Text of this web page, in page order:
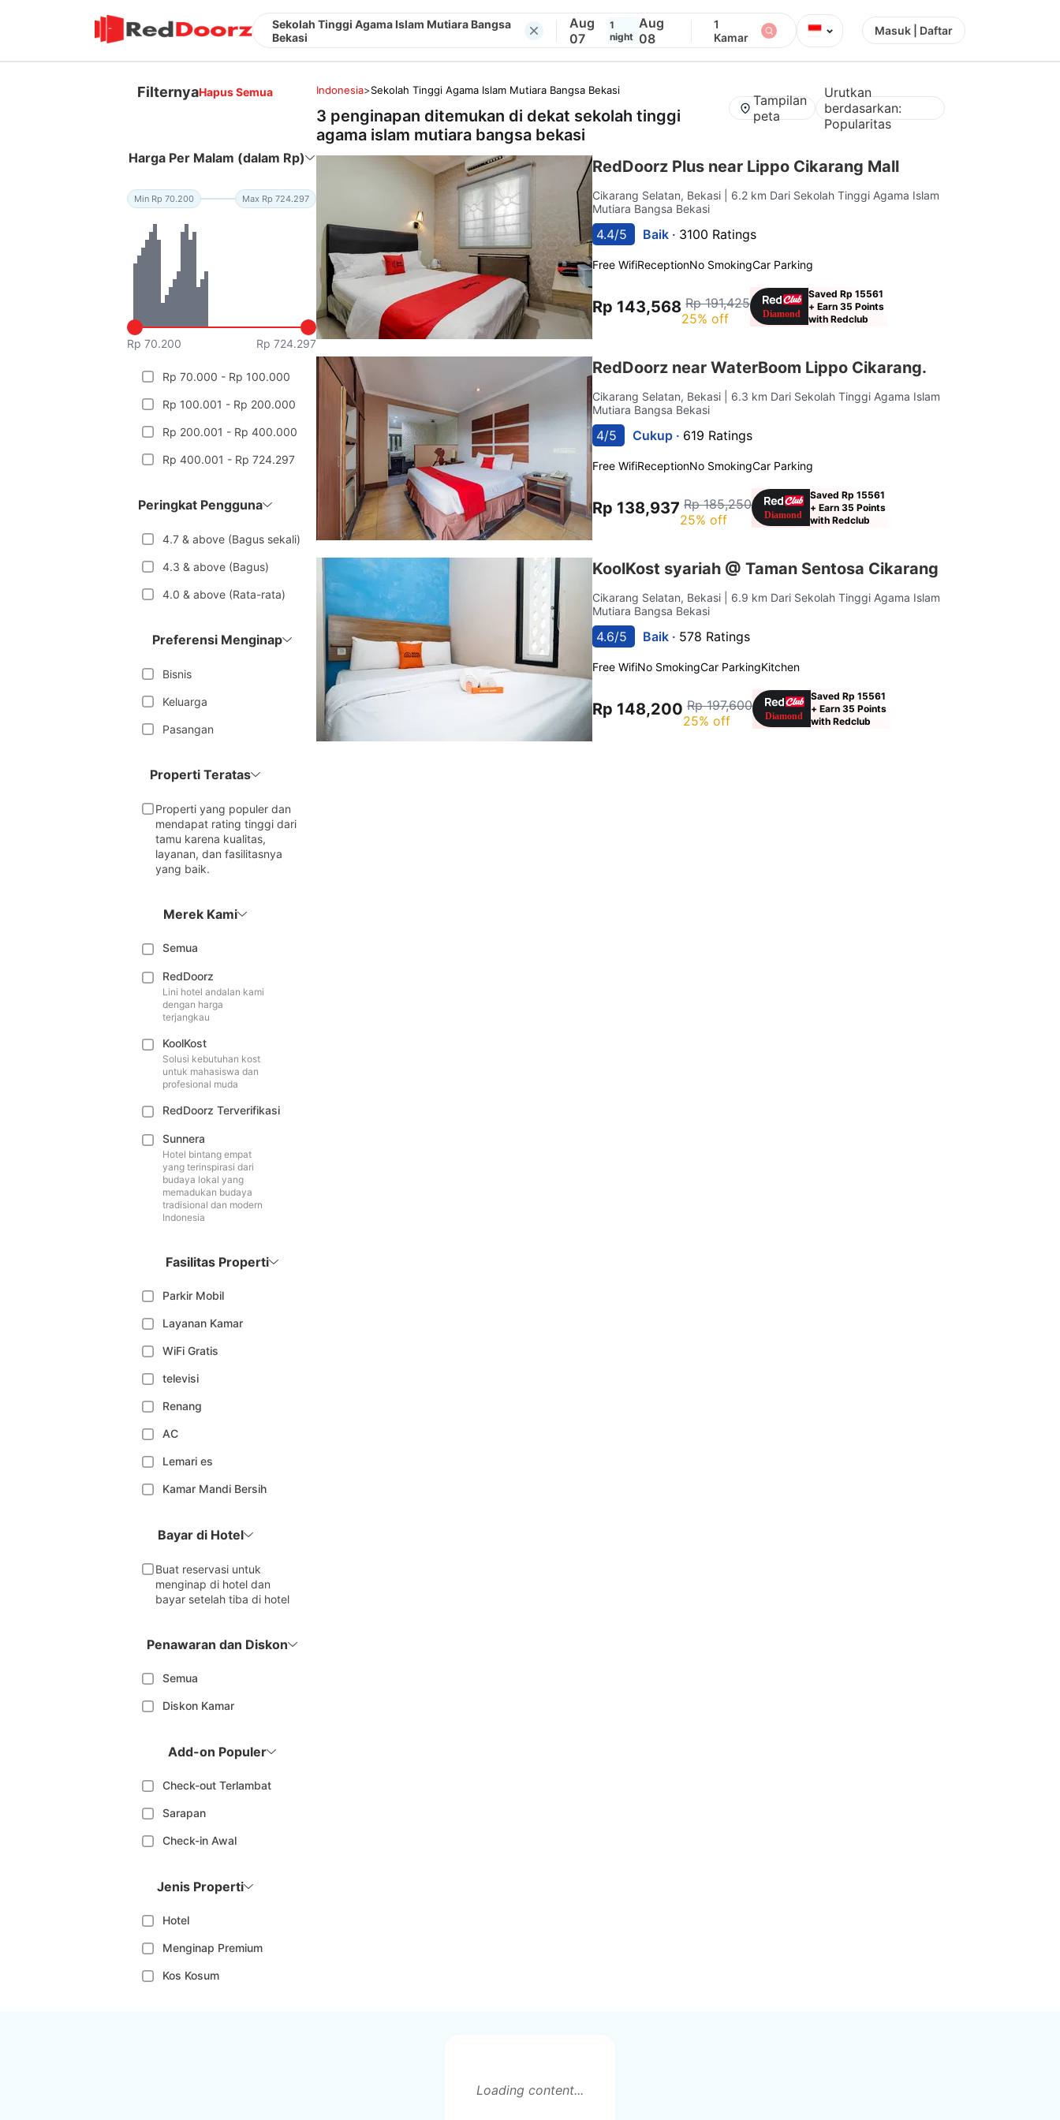
Sekolah Tinggi Agama Islam Mutiara Bangsa
Bekasi
Aug
07
1
night
Aug
08
1
Kamar
⌄ Masuk | Daftar
FilternyaHapus Semua
Harga Per Malam (dalam Rp)
Min Rp 70.200 Max Rp 724.297
Rp 70.200 Rp 724.297
Rp 70.000 - Rp 100.000
Rp 100.001 - Rp 200.000
Rp 200.001 - Rp 400.000
Rp 400.001 - Rp 724.297
Peringkat Pengguna
4.7 & above (Bagus sekali)
4.3 & above (Bagus)
4.0 & above (Rata-rata)
Preferensi Menginap
Bisnis
Keluarga
Pasangan
Properti Teratas
Properti yang populer dan
mendapat rating tinggi dari
tamu karena kualitas,
layanan, dan fasilitasnya
yang baik.
Merek Kami
Semua
RedDoorz
Lini hotel andalan kami
dengan harga
terjangkau
KoolKost
Solusi kebutuhan kost
untuk mahasiswa dan
profesional muda
RedDoorz Terverifikasi
Sunnera
Hotel bintang empat
yang terinspirasi dari
budaya lokal yang
memadukan budaya
tradisional dan modern
Indonesia
Fasilitas Properti
Parkir Mobil
Layanan Kamar
WiFi Gratis
televisi
Renang
AC
Lemari es
Kamar Mandi Bersih
Bayar di Hotel
Buat reservasi untuk
menginap di hotel dan
bayar setelah tiba di hotel
Penawaran dan Diskon
Semua
Diskon Kamar
Add-on Populer
Check-out Terlambat
Sarapan
Check-in Awal
Jenis Properti
Hotel
Menginap Premium
Kos Kosum
Indonesia>Sekolah Tinggi Agama Islam Mutiara Bangsa Bekasi
3 penginapan ditemukan di dekat sekolah tinggi
agama islam mutiara bangsa bekasi
Tampilan
peta
Urutkan
berdasarkan:
Popularitas
RedDoorz Plus near Lippo Cikarang Mall
Cikarang Selatan, Bekasi
| 6.2 km Dari Sekolah Tinggi Agama Islam
Mutiara Bangsa Bekasi
4.4/5 Baik · 3100 Ratings
Free WifiReceptionNo SmokingCar Parking
Rp 143,568 Rp 191,425
25% off
Saved Rp 15561
+ Earn 35 Points
with Redclub
RedDoorz near WaterBoom Lippo Cikarang.
Cikarang Selatan, Bekasi
| 6.3 km Dari Sekolah Tinggi Agama Islam
Mutiara Bangsa Bekasi
4/5 Cukup · 619 Ratings
Free WifiReceptionNo SmokingCar Parking
Rp 138,937 Rp 185,250
25% off
Saved Rp 15561
+ Earn 35 Points
with Redclub
KoolKost syariah @ Taman Sentosa Cikarang
Cikarang Selatan, Bekasi
| 6.9 km Dari Sekolah Tinggi Agama Islam
Mutiara Bangsa Bekasi
4.6/5 Baik · 578 Ratings
Free WifiNo SmokingCar ParkingKitchen
Rp 148,200 Rp 197,600
25% off
Saved Rp 15561
+ Earn 35 Points
with Redclub
Loading content...